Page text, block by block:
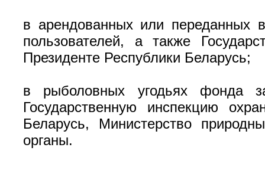
в арендованных или переданных
пользователей, а также
Президенте Республики Беларусь;
в рыболовных угодьях фонда
Государственную инспекцию
Беларусь, Министерство
органы.